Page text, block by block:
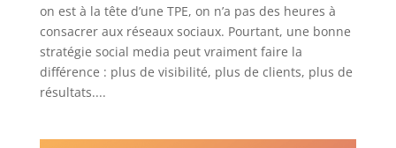
on est à la tête d’une TPE, on n’a pas des heures à
consacrer aux réseaux sociaux. Pourtant, une bonne
stratégie social media peut vraiment faire la
différence : plus de visibilité, plus de clients, plus de
résultats....